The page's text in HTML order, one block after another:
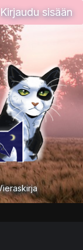
Kirjaudu sisään